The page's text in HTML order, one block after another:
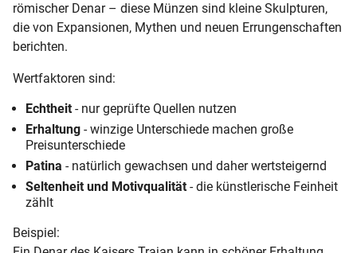
römischer Denar – diese Münzen sind kleine Skulpturen,
die von Expansionen, Mythen und neuen Errungenschaften
berichten.
Wertfaktoren sind:
Echtheit - nur geprüfte Quellen nutzen
Erhaltung - winzige Unterschiede machen große
Preisunterschiede
Patina - natürlich gewachsen und daher wertsteigernd
Seltenheit und Motivqualität - die künstlerische Feinheit
zählt
Beispiel: